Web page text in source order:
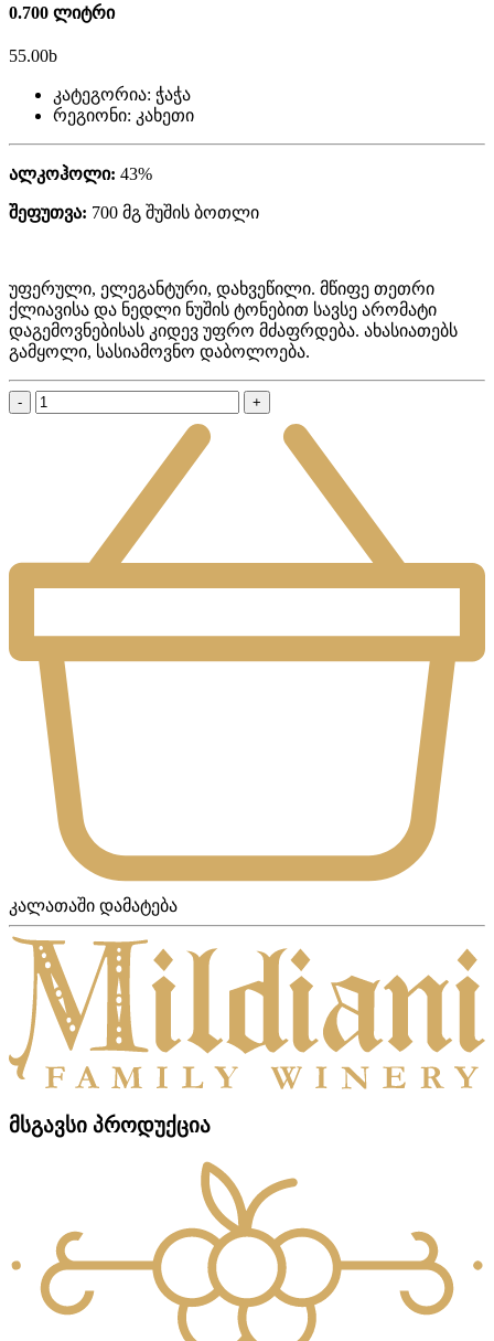
0.700 ლიტრი
55.00b
კატეგორია: ჭაჭა
რეგიონი: კახეთი
ალკოჰოლი: 43%
შეფუთვა: 700 მგ შუშის ბოთლი
უფერული, ელეგანტური, დახვეწილი. მწიფე თეთრი
ქლიავისა და ნედლი ნუშის ტონებით სავსე არომატი
დაგემოვნებისას კიდევ უფრო მძაფრდება. ახასიათებს
გამყოლი, სასიამოვნო დაბოლოება.
კალათაში დამატება
მსგავსი პროდუქცია